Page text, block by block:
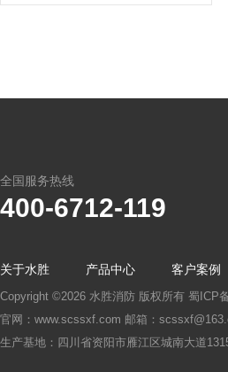
全国服务热线
400-6712-119
关于水胜 产品中心 客户案例
Copyright ©2026 水胜消防 版权所有 蜀ICP
官网：www.scssxf.com 邮箱：
生产基地：四川省资阳市雁江区城南大道